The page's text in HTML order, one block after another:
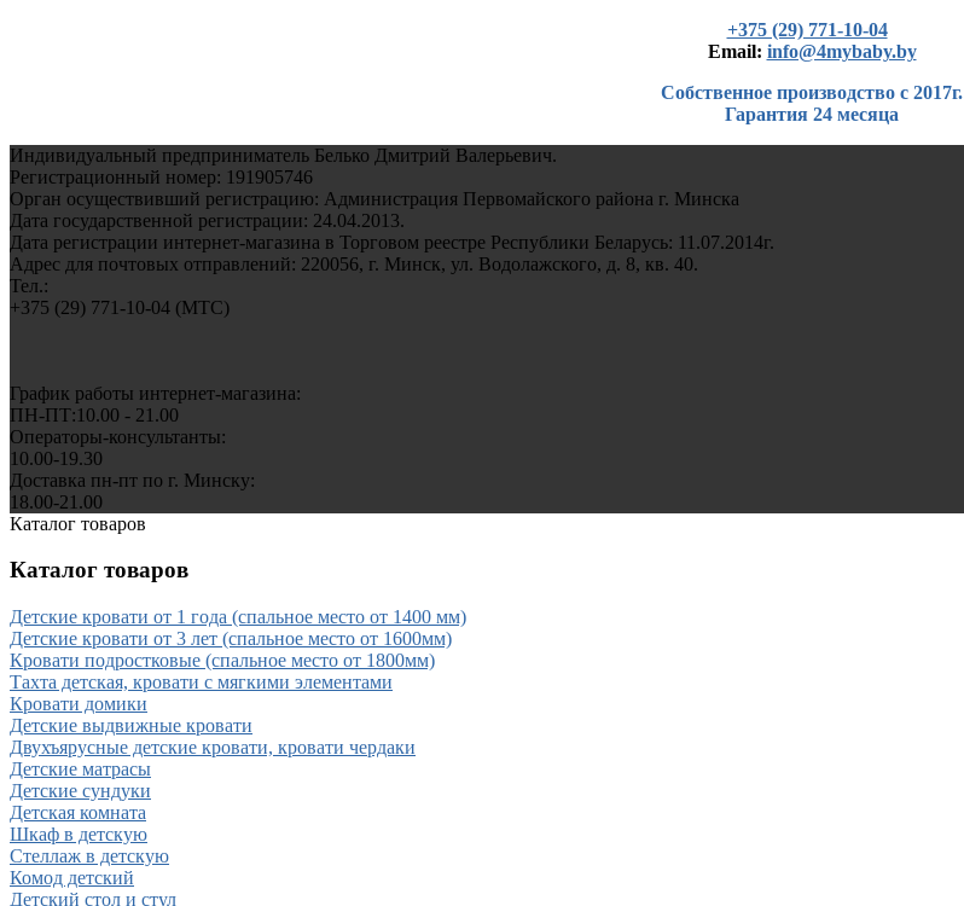
+375 (29) 771-10-04
Еmail: info@4mybaby.by
Собственное производство с 2017г.
Гарантия 24 месяца
Индивидуальный предприниматель Белько Дмитрий Валерьевич.
Регистрационный номер: 191905746
Орган осуществивший регистрацию: Администрация Первомайского района г. Минска
Дата государственной регистрации: 24.04.2013.
Дата регистрации интернет-магазина в Торговом реестре Республики Беларусь: 11.07.2014г.
Адрес для почтовых отправлений: 220056, г. Минск, ул. Водолажского, д. 8, кв. 40.
Тел.:
+375 (29) 771-10-04 (MTC)
График работы интернет-магазина:
ПН-ПТ:10.00 - 21.00
Операторы-консультанты:
10.00-19.30
Доставка пн-пт по г. Минску:
18.00-21.00
Каталог товаров
Каталог товаров
Детские кровати от 1 года (спальное место от 1400 мм)
Детские кровати от 3 лет (спальное место от 1600мм)
Кровати подростковые (спальное место от 1800мм)
Тахта детская, кровати с мягкими элементами
Кровати домики
Детские выдвижные кровати
Двухъярусные детские кровати, кровати чердаки
Детские матрасы
Детские сундуки
Детская комната
Шкаф в детскую
Стеллаж в детскую
Комод детский
Детский стол и стул